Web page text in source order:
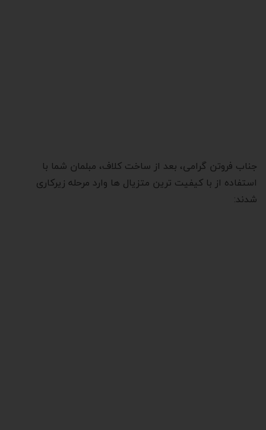
جناب فروتن گرامی، بعد از ساخت کلاف، مبلمان شما با
استفاده از با کیفیت ترین متزیال ها وارد مرحله زیرکاری
شدند: